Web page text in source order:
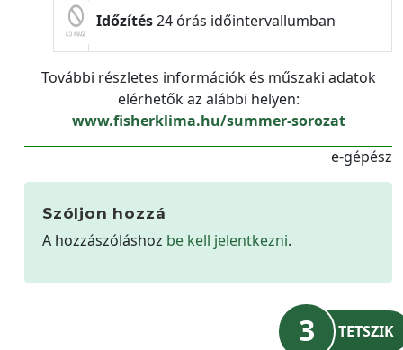
Időzítés24 órás időintervallumban
További részletes információk és műszaki adatok
elérhetők az alábbi helyen:
www.fisherklima.hu/summer-sorozat
e-gépész
Szóljon hozzá
A hozzászóláshoz be kell jelentkezni.
3 TETSZIK